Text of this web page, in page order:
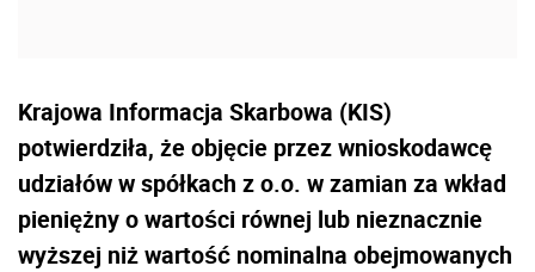
Krajowa Informacja Skarbowa (KIS)
potwierdziła, żeobjęcie przez wnioskodawcę
udziałów w spółkach z o.o. w zamian za wkład
pieniężny o wartości równej lub nieznacznie
wyższej niż wartość nominalna obejmowanych